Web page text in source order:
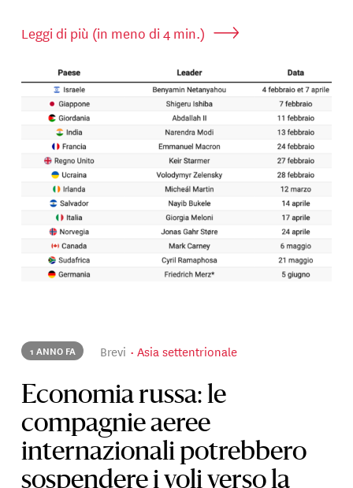
Leggi di più (in meno di 4 min.)
1 ANNO FA Brevi Asia settentrionale
Economia russa: le
compagnie aeree
internazionali potrebbero
sospendere i voli verso la